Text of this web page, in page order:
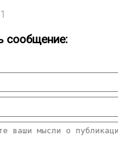
сообщение: